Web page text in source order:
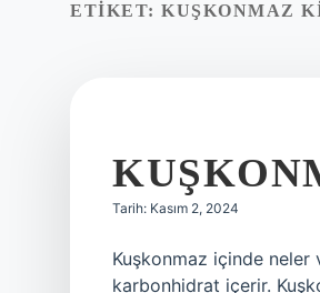
ETIKET: KUŞKONMAZ
Tarih: Kasım 2, 2024
Kuşkonmaz içinde
karbonhidrat içerir.